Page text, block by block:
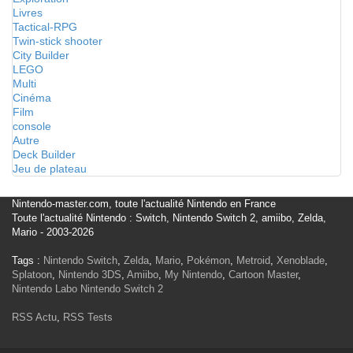
Livres
Tactical-RPG
Twin-stick shooter
City Builder
LEGO
Multi
Cinéma
Film
console
Autre
Deck Builder
Jeu de plateau
Nintendo-master.com, toute l'actualité Nintendo en France
Toute l'actualité Nintendo : Switch, Nintendo Switch 2, amiibo, Zelda,
Mario - 2003-2026
Tags : Nintendo Switch, Zelda, Mario, Pokémon, Metroid, Xenoblade,
Splatoon, Nintendo 3DS, Amiibo, My Nintendo, Cartoon Master,
Nintendo Labo Nintendo Switch 2
RSS Actu, RSS Tests